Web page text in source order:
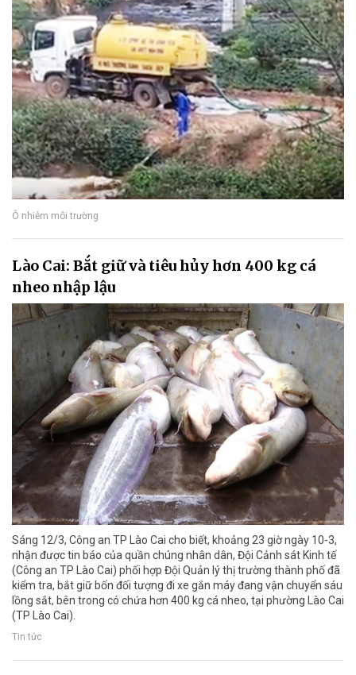
Ô nhiễm môi trường
Lào Cai: Bắt giữ và tiêu hủy hơn 400 kg cá
nheo nhập lậu
Sáng 12/3, Công an TP Lào Cai cho biết, khoảng 23 giờ ngày 10-3,
nhận được tin báo của quần chúng nhân dân, Đội Cảnh sát Kinh tế
(Công an TP Lào Cai) phối hợp Đội Quản lý thị trường thành phố đã
kiểm tra, bắt giữ bốn đối tượng đi xe gắn máy đang vận chuyển sáu
lồng sắt, bên trong có chứa hơn 400 kg cá nheo, tại phường Lào Cai
(TP Lào Cai).
Tin tức